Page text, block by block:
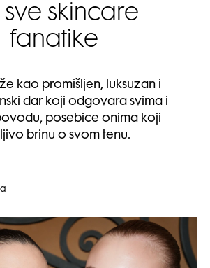
skincare
fanatike
kao promišljen, luksuzan i
dar koji odgovara svima i
posebice onima koji
brinu o svom tenu.